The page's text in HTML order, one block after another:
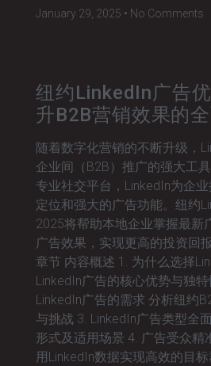
January 29, 2025 No Comments
纽约LinkedIn广告
升B2B营销效果的
随着数字化营销的不断升级，
企业间（B2B）推广的强大工
专业社交平台，LinkedIn为企
定位和强大的广告功能。纽约
2025将帮助本地企业掌握最新
广告效果，实现更高的投资回
章节 内容概述 1. 为什么选择
LinkedIn广告的核心优势与独
LinkedIn广告的需求 分析纽约
与挑战 3. LinkedIn广告类型全
形式及适用场景 4. 广告受众精
用LinkedIn数据实现高效的目